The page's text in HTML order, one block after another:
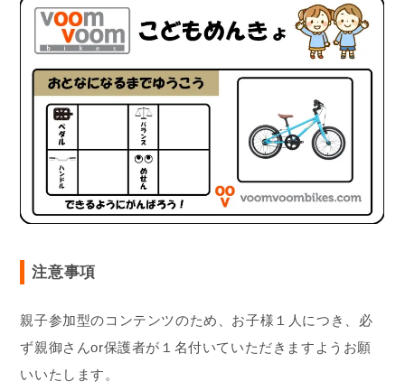
注意事項
親子参加型のコンテンツのため、お子様１人につき、必
ず親御さんor保護者が１名付いていただきますようお願
いいたします。